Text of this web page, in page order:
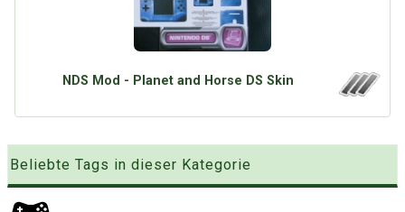
NDS Mod - Planet and Horse DS Skin
Beliebte Tags in dieser Kategorie